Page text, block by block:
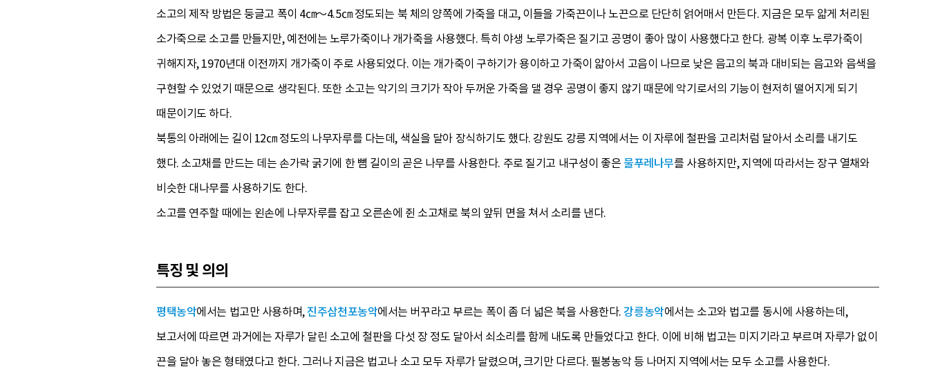
소고의 제작 방법은 둥글고 폭이 4㎝～4.5㎝ 정도되는 북 체의 양쪽에 가죽을 대고, 이들을 가죽끈이나 노끈으로 단단히 얽어매서 만든다. 지금은 모두 얇게 처리된
소가죽으로 소고를 만들지만, 예전에는 노루가죽이나 개가죽을 사용했다. 특히 야생 노루가죽은 질기고 공명이 좋아 많이 사용했다고 한다. 광복 이후 노루가죽이
귀해지자, 1970년대 이전까지 개가죽이 주로 사용되었다. 이는 개가죽이 구하기가 용이하고 가죽이 얇아서 고음이 나므로 낮은 음고의 북과 대비되는 음고와 음색을
구현할 수 있었기 때문으로 생각된다. 또한 소고는 악기의 크기가 작아 두꺼운 가죽을 댈 경우 공명이 좋지 않기 때문에 악기로서의 기능이 현저히 떨어지게 되기
때문이기도 하다.
북통의 아래에는 길이 12㎝ 정도의 나무자루를 다는데, 색실을 달아 장식하기도 했다. 강원도 강릉 지역에서는 이 자루에 철판을 고리처럼 달아서 소리를 내기도
했다. 소고채를 만드는 데는 손가락 굵기에 한 뼘 길이의 곧은 나무를 사용한다. 주로 질기고 내구성이 좋은물푸레나무를 사용하지만, 지역에 따라서는 장구 열채와
비슷한 대나무를 사용하기도 한다.
소고를 연주할 때에는 왼손에 나무자루를 잡고 오른손에 쥔 소고채로 북의 앞뒤 면을 쳐서 소리를 낸다.
특징 및 의의
평택농악에서는 법고만 사용하며,진주삼천포농악에서는 버꾸라고 부르는 폭이 좀 더 넓은 북을 사용한다.강릉농악에서는 소고와 법고를 동시에 사용하는데,
보고서에 따르면 과거에는 자루가 달린 소고에 철판을 다섯 장 정도 달아서 쇠소리를 함께 내도록 만들었다고 한다. 이에 비해 법고는 미지기라고 부르며 자루가 없이
끈을 달아 놓은 형태였다고 한다. 그러나 지금은 법고나 소고 모두 자루가 달렸으며, 크기만 다르다. 필봉농악 등 나머지 지역에서는 모두 소고를 사용한다.